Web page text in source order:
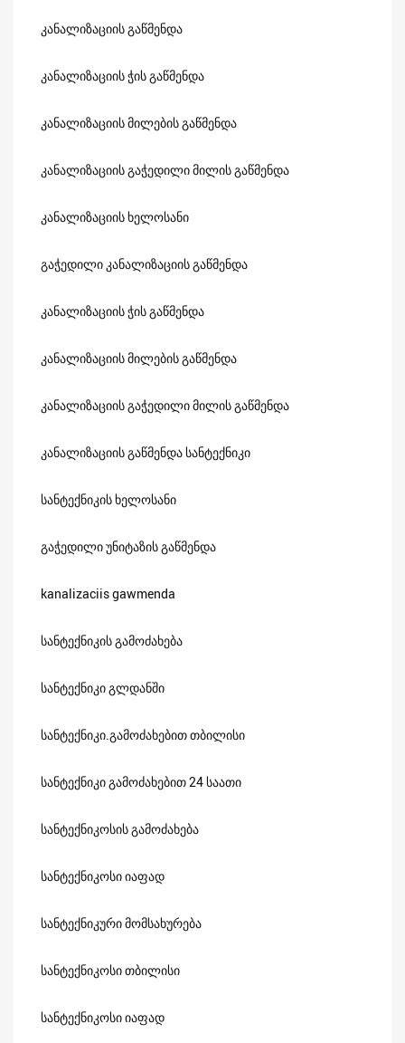
კანალიზაციის გაწმენდა
კანალიზაციის ჭის გაწმენდა
კანალიზაციის მილების გაწმენდა
კანალიზაციის გაჭედილი მილის გაწმენდა
კანალიზაციის ხელოსანი
გაჭედილი კანალიზაციის გაწმენდა
კანალიზაციის ჭის გაწმენდა
კანალიზაციის მილების გაწმენდა
კანალიზაციის გაჭედილი მილის გაწმენდა
კანალიზაციის გაწმენდა სანტექნიკი
სანტექნიკის ხელოსანი
გაჭედილი უნიტაზის გაწმენდა
kanalizaciis gawmenda
სანტექნიკის გამოძახება
სანტექნიკი გლდანში
სანტექნიკი.გამოძახებით თბილისი
სანტექნიკი გამოძახებით 24 საათი
სანტექნიკოსის გამოძახება
სანტექნიკოსი იაფად
სანტექნიკური მომსახურება
სანტექნიკოსი თბილისი
სანტექნიკოსი იაფად